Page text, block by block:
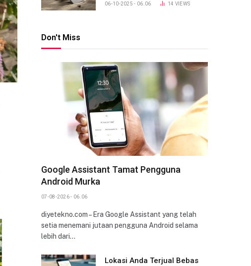
06-10-2025 - 06.06 14 VIEWS
Don't Miss
Google Assistant Tamat Pengguna
Android Murka
07-08-2026 - 06.06
diyetekno.com – Era Google Assistant yang telah
setia menemani jutaan pengguna Android selama
lebih dari…
Lokasi Anda Terjual Bebas